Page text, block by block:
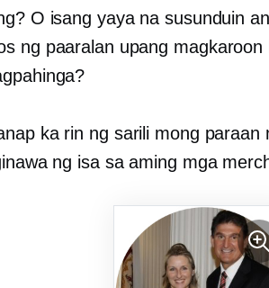
O isang yaya na susunduin
ng paaralan upang
ka rin ng sarili mong paraan
ng isa sa aming mga